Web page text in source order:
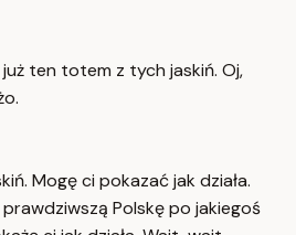
ten totem z tych jaskiń. Oj,
Mogę ci pokazać jak działa.
Polskę po jakiegoś